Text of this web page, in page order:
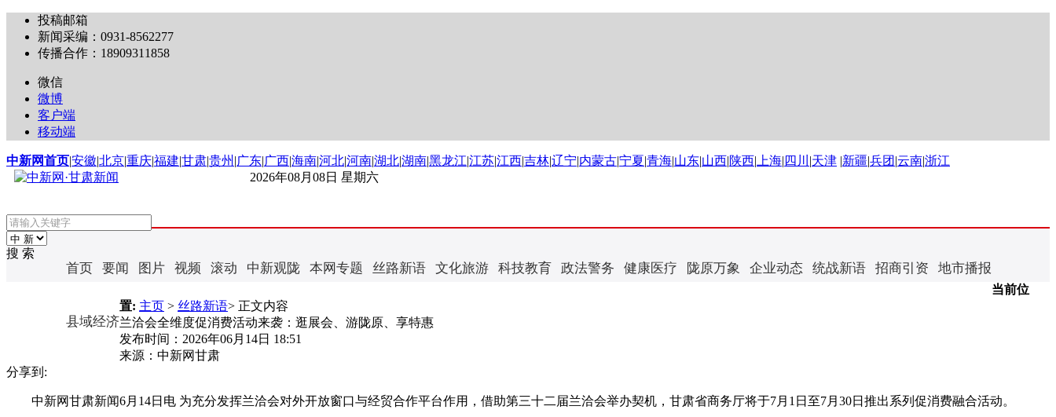
投稿邮箱
新闻采编：0931-8562277
传播合作：18909311858
微信
微博
客户端
移动端
中新网首页|安徽|北京|重庆|福建|甘肃|贵州 |广东|广西|海南|河北|河南|湖北|湖南|黑龙江|江苏|江西|吉林|辽宁|内蒙古|宁夏|青海|山东|山西|陕西| 上海| 四川 |天津 |新疆|兵团 |云南|浙江
2026年08月08日 星期六
搜 索
首页 要闻 图片 视频 滚动 中新观陇 本网专题 丝路新语 文化旅游 科技教育 政法警务 健康医疗 陇原万象 企业动态 统战新语 招商引资 地市播报
县域经济
当前位
置: 主页 > 丝路新语> 正文内容
兰洽会全维度促消费活动来袭：逛展会、游陇原、享特惠
发布时间： 2026年06月14日 18:51
来源： 中新网甘肃
分享到:
中新网甘肃新闻6月14日电 为充分发挥兰洽会对外开放窗口与经贸合作平台作用，借助第三十二届兰洽会举办契机，甘肃省商务厅将于7月1日至7月30日推出系列促消费融合活动。